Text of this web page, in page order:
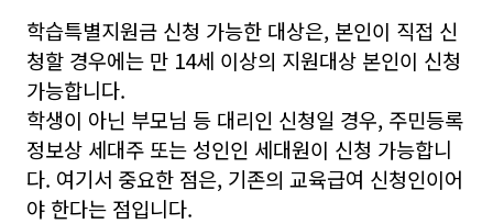
학습특별지원금 신청 가능한 대상은, 본인이 직접 신
청할 경우에는 만 14세 이상의 지원대상 본인이 신청
가능합니다.
학생이 아닌 부모님 등 대리인 신청일 경우, 주민등록
정보상 세대주 또는 성인인 세대원이 신청 가능합니
다. 여기서 중요한 점은, 기존의 교육급여 신청인이어
야 한다는 점입니다.